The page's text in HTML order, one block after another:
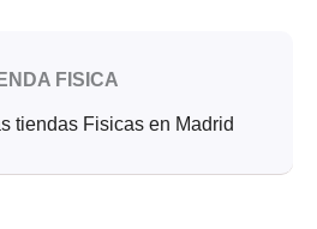
FISICA
tiendas Fisicas en Madrid